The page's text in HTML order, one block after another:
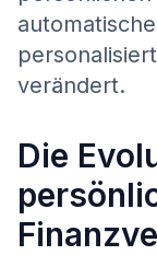
verändert.
Die